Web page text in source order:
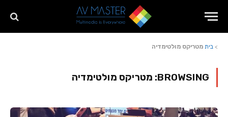
> בית מטריקס מולטימדיה
BROWSING: מטריקס מולטימדיה